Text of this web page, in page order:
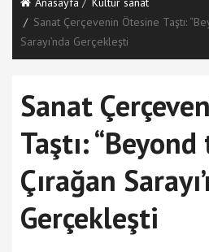
ü
Sanat Çerçevenin Ötesine Taştı:
Sarayı’nda Gerçekleşti
Sanat
Taştı:
Çırağan
Gerçekleşti